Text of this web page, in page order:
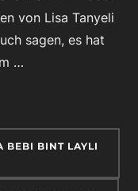
von Lisa Tanyeli
sagen, es hat
…
BEBI BINT LAYLI